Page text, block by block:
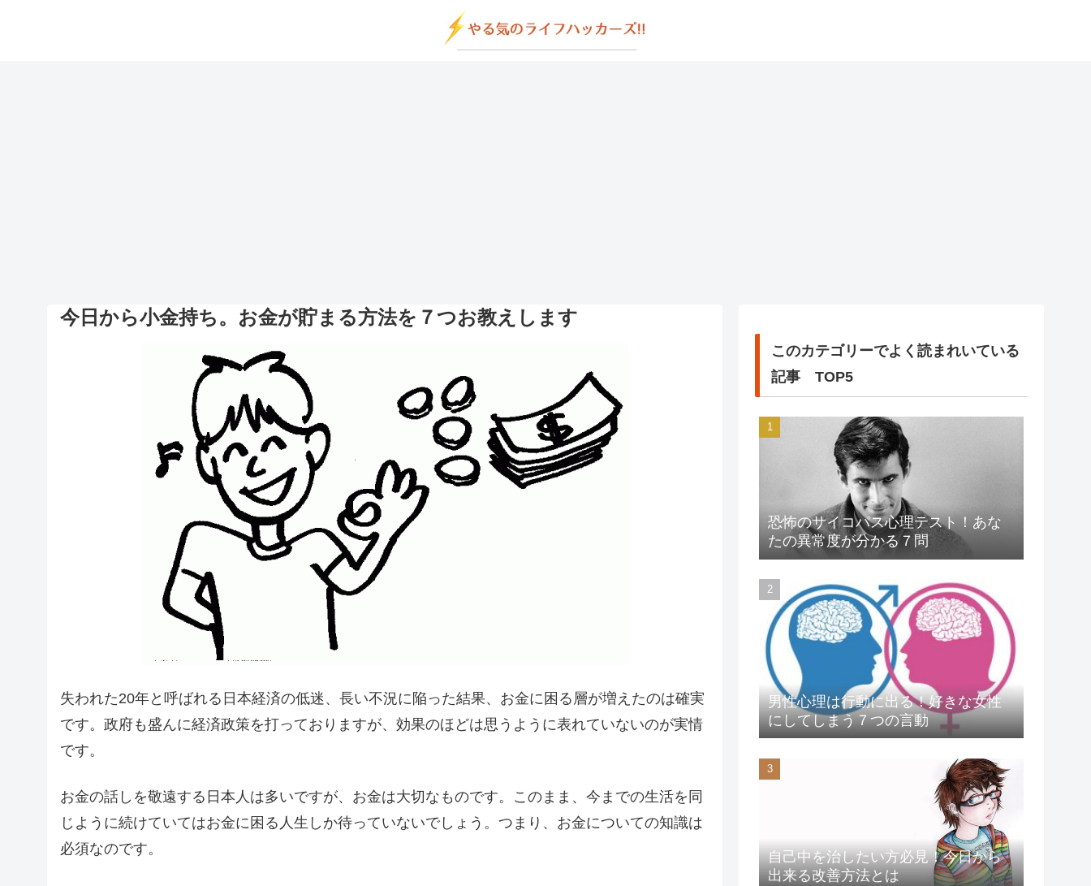
今日から小金持ち。お金が貯まる方法を７つお教えします
失われた20年と呼ばれる日本経済の低迷、長い不況に陥った結果、お金に困る層が増えたのは確実
です。政府も盛んに経済政策を打っておりますが、効果のほどは思うように表れていないのが実情
です。
お金の話しを敬遠する日本人は多いですが、お金は大切なものです。このまま、今までの生活を同
じように続けていてはお金に困る人生しか待っていないでしょう。つまり、お金についての知識は
必須なのです。
このカテゴリーでよく読まれいている
記事 TOP5
恐怖のサイコパス心理テスト！あな
たの異常度が分かる７問
男性心理は行動に出る！好きな女性
にしてしまう７つの言動
自己中を治したい方必見！今日から
出来る改善方法とは